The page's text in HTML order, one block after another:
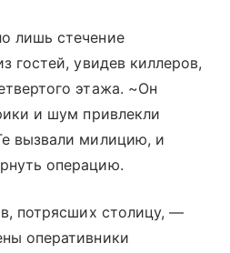
лишь стечение
гостей, увидев киллеров,
этажа. ~Он
и шум привлекли
вызвали милицию, и
операцию.
потрясших столицу, —
оперативники